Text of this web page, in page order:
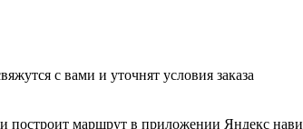
с вами и уточнят условия заказа
построит маршрут в приложении Яндекс